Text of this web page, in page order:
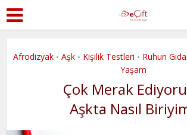
Afrodizyak • Aşk • Kişilik Testleri • Ruhun
Yaşam
Çok Merak
Aşkta Nasıl